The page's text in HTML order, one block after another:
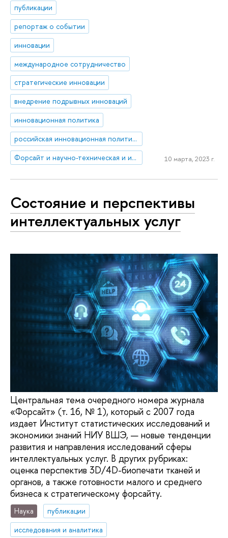
публикации
репортаж о событии
инновации
международное сотрудничество
cтратегические инновации
внедрение подрывных инноваций
инновационная политика
российская инновационная политика
Форсайт и научно-техническая и инновационная политика
10 марта, 2023 г.
Состояние и перспективы
интеллектуальных услуг
Центральная тема очередного номера журнала
«Форсайт» (т. 16, № 1), который с 2007 года
издает Институт статистических исследований и
экономики знаний НИУ ВШЭ, — новые тенденции
развития и направления исследований сферы
интеллектуальных услуг. В других рубриках:
оценка перспектив 3D/4D-биопечати тканей и
органов, а также готовности малого и среднего
бизнеса к стратегическому форсайту.
Наука
публикации
исследования и аналитика